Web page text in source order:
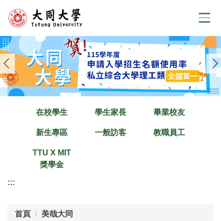
到
要
內
容
區
在校學生 學生家長 畢業校友
新生專區 一般訪客 教職員工
TTU X MIT
獎學金
:::
首頁 美哉大同